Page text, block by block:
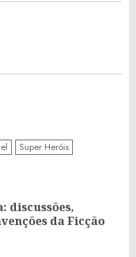
Super Heróis
discussões,
da Ficção